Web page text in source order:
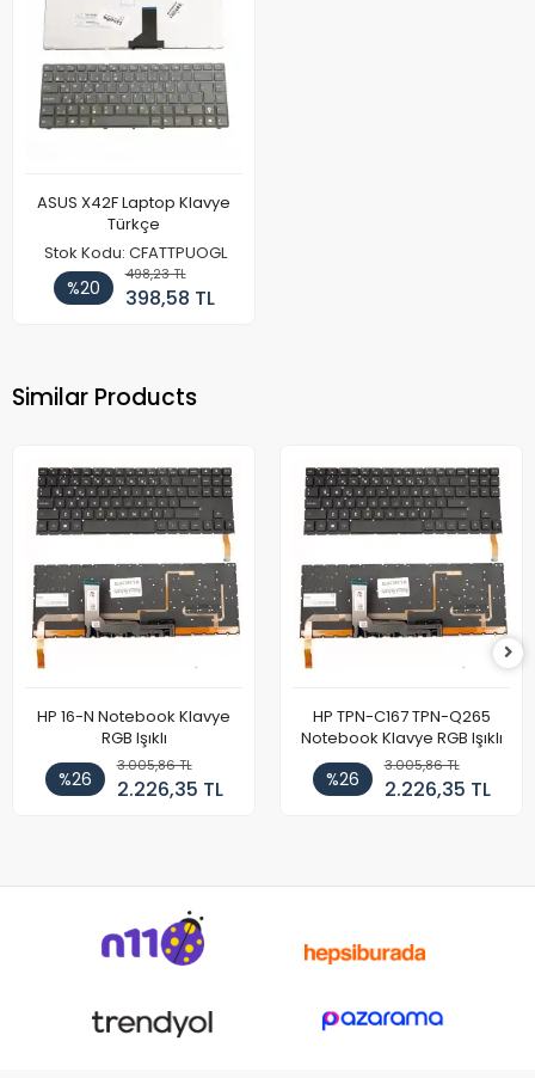
ASUS X42F Laptop Klavye
Türkçe
Stok Kodu: CFATTPUOGL
%20
498,23 TL
398,58 TL
Similar Products
HP 16-N Notebook Klavye
RGB Işıklı
%26
3.005,86 TL
2.226,35 TL
HP TPN-C167 TPN-Q265
Notebook Klavye RGB Işıklı
%26
3.005,86 TL
2.226,35 TL